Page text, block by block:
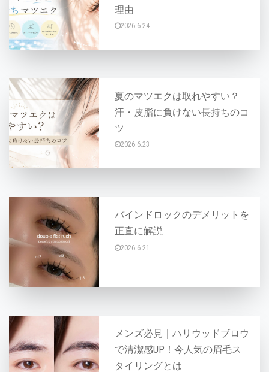
理由
2026.6.24
夏のマツエクは取れやすい？
汗・皮脂に負けない長持ちのコ
ツ
2026.6.23
バインドロックのデメリットを
正直に解説
2026.6.21
メンズ必見｜ハリウッドブロウ
で清潔感UP！今人気の眉毛ス
タイリングとは